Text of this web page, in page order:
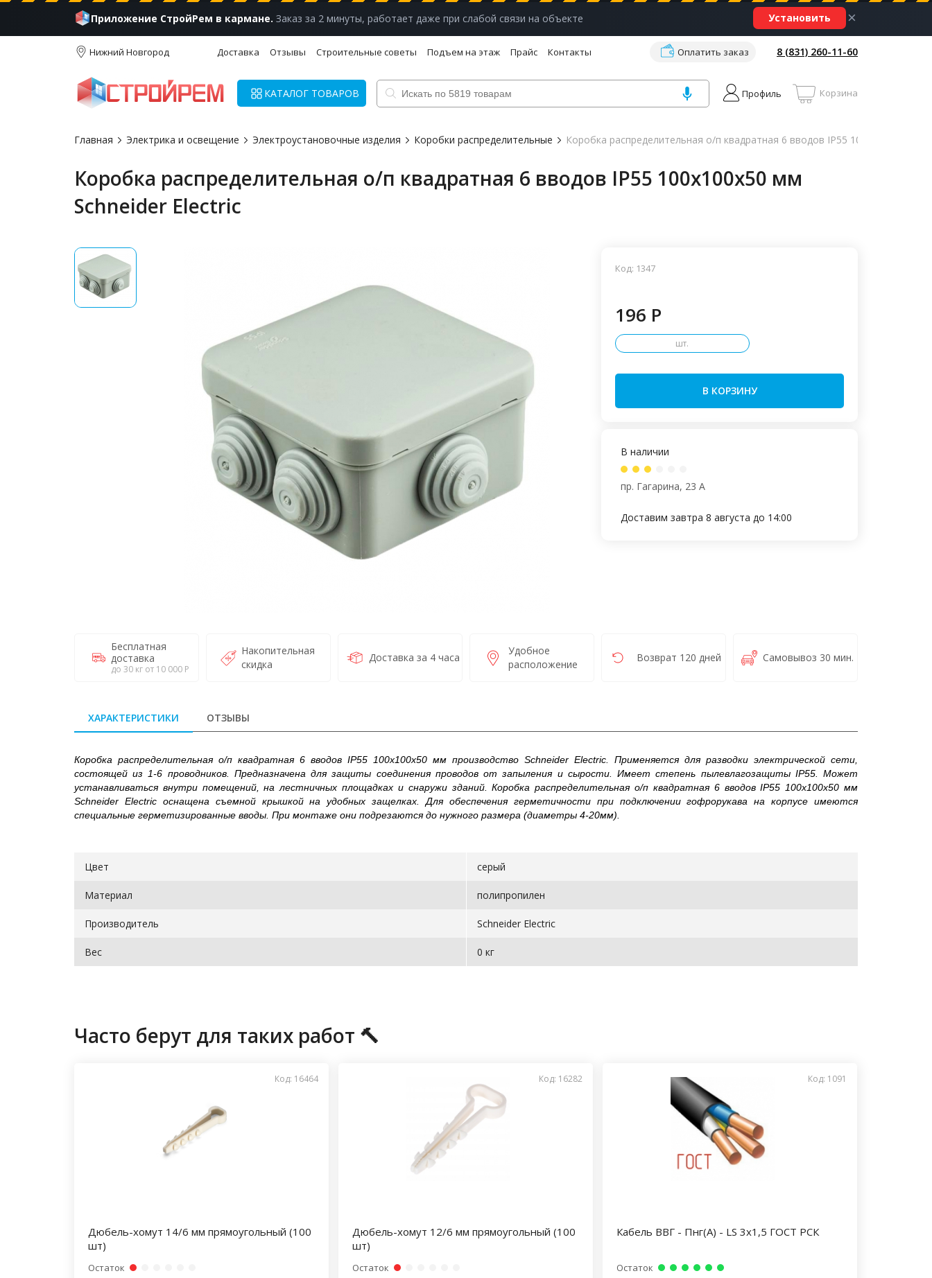
Приложение СтройРем в кармане. Заказ за 2 минуты, работает даже при слабой связи на объекте Установить ×
Нижний Новгород Доставка Отзывы Строительные советы Подъем на этаж Прайс Контакты Оплатить заказ 8 (831) 260-11-60
КАТАЛОГ ТОВАРОВ Профиль Корзина
Главная Электрика и освещение Электроустановочные изделия Коробки распределительные Коробка распределительная о/п квадратная 6 вводов IP55 100х100х50 мм
Коробка распределительная о/п квадратная 6 вводов IP55 100х100х50 мм
Schneider Electric
Код: 1347
196 P
шт.
В КОРЗИНУ
В наличии
пр. Гагарина, 23 А
Доставим завтра 8 августа до 14:00
Бесплатная
доставка
до 30 кг от 10 000 Р
Накопительная
скидка
Доставка за 4 часа
Удобное
расположение
Возврат 120 дней Самовывоз 30 мин.
ХАРАКТЕРИСТИКИ ОТЗЫВЫ
Коробка распределительная о/п квадратная 6 вводов IP55 100х100х50 мм производство Schneider Electric. Применяется для разводки электрической сети,
состоящей из 1-6 проводников. Предназначена для защиты соединения проводов от запыления и сырости. Имеет степень пылевлагозащиты IP55. Может
устанавливаться внутри помещений, на лестничных площадках и снаружи зданий. Коробка распределительная о/п квадратная 6 вводов IP55 100х100х50 мм
Schneider Electric оснащена съемной крышкой на удобных защелках. Для обеспечения герметичности при подключении гофрорукава на корпусе имеются
специальные герметизированные вводы. При монтаже они подрезаются до нужного размера (диаметры 4-20мм).
Цвет серый
Материал полипропилен
Производитель Schneider Electric
Вес 0 кг
Часто берут для таких работ 🔨
Код: 16464
Дюбель-хомут 14/6 мм прямоугольный (100
шт)
Остаток
Код: 16282
Дюбель-хомут 12/6 мм прямоугольный (100
шт)
Остаток
Код: 1091
Кабель ВВГ - Пнг(А) - LS 3х1,5 ГОСТ РСК
Остаток